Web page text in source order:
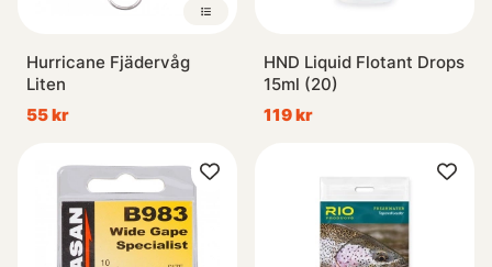
Hurricane Fjädervåg
Liten
55 kr
HND Liquid Flotant Drops
15ml (20)
119 kr